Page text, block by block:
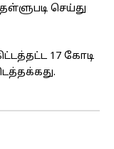
செய்து
17 கோடி